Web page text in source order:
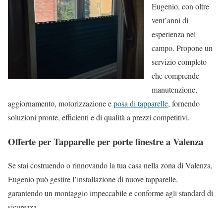
Eugenio, con oltre
vent’anni di
esperienza nel
campo. Propone un
servizio completo
che comprende
manutenzione,
aggiornamento, motorizzazione eposa di tapparelle, fornendo
soluzioni pronte, efficienti e di qualità a prezzi competitivi.
Offerte per Tapparelle per porte finestre a Valenza
Se stai costruendo o rinnovando la tua casa nella zona di Valenza,
Eugenio può gestire l’installazione di nuove tapparelle,
garantendo un montaggio impeccabile e conforme agli standard di